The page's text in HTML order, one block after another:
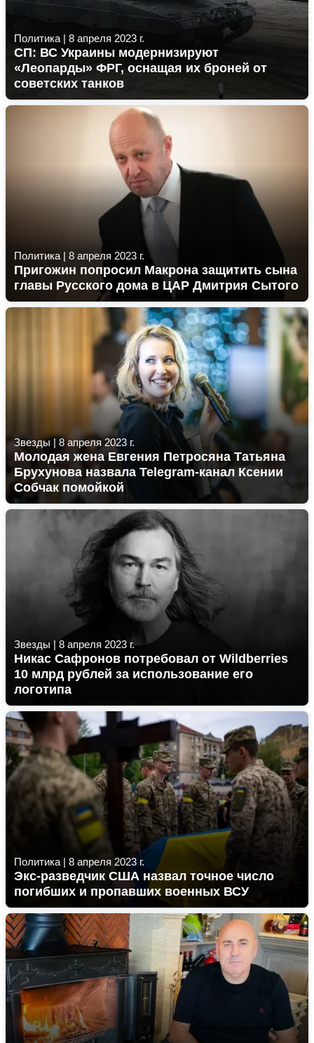
Политика | 8 апреля 2023 г.
СП: ВС Украины модернизируют
«Леопарды» ФРГ, оснащая их броней от
советских танков
Политика | 8 апреля 2023 г.
Пригожин попросил Макрона защитить сына
главы Русского дома в ЦАР Дмитрия Сытого
Звезды | 8 апреля 2023 г.
Молодая жена Евгения Петросяна Татьяна
Брухунова назвала Telegram-канал Ксении
Собчак помойкой
Звезды | 8 апреля 2023 г.
Никас Сафронов потребовал от Wildberries
10 млрд рублей за использование его
логотипа
Политика | 8 апреля 2023 г.
Экс-разведчик США назвал точное число
погибших и пропавших военных ВСУ